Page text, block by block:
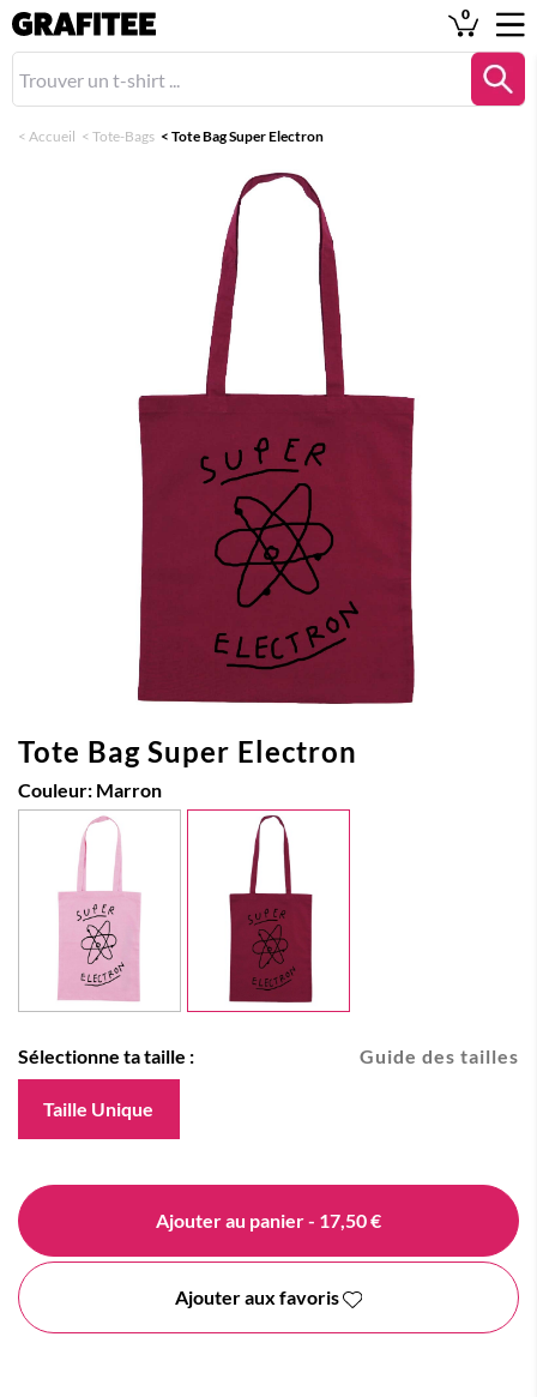
0
< Accueil < Tote-Bags < Tote Bag Super Electron
Tote Bag Super Electron
Couleur: Marron
Guide des tailles
Sélectionne ta taille :
Taille Unique
Ajouter au panier- 17,50 €
Ajouter aux favoris